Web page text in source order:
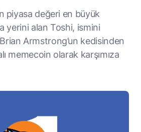
piyasa değeri en büyük
yerini alan Toshi, ismini
Armstrong’un kedisinden
memecoin olarak karşımıza